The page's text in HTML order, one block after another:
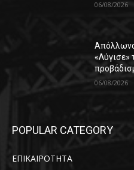
06/08/2026
«Λύγισε»
06/08/2026
POPULAR CATEGORY
ΕΠΙΚΑΙΡΟΤΗΤΑ